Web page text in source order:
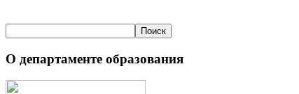
О департаменте образования